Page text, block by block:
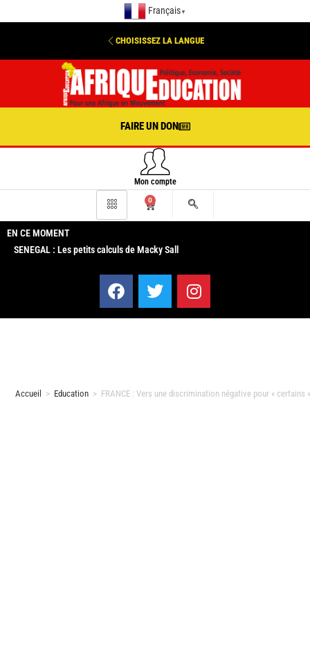
Français ▼
CHOISISSEZ LA LANGUE
FAIRE UN DON
Mon compte
0
EN CE MOMENT
SENEGAL : Les petits calculs de Macky Sall
Accueil > Education > FRANCE : Vers une discrimination négative pour «